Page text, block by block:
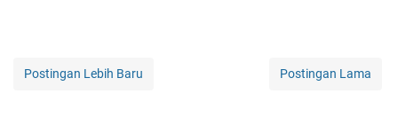
Postingan Lebih Baru Postingan Lama